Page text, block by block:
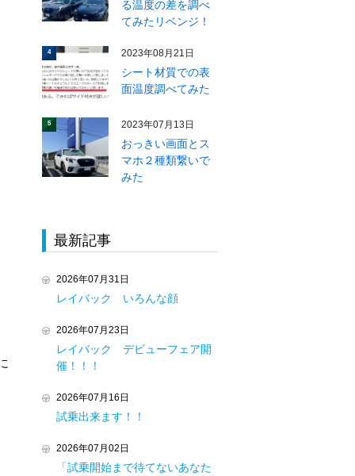
る温度の差を調べ
てみたリベンジ！
4 2023年08月21日
シート材質での表
面温度調べてみた
5 2023年07月13日
おっきい画面とス
マホ２種類繋いで
みた
最新記事
2026年07月31日
レイバック いろんな顔
2026年07月23日
レイバック デビューフェア開
催！！！
2026年07月16日
試乗出来ます！！
2026年07月02日
「試乗開始まで待てないあなた